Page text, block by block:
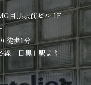
目黒駅前ビル 1F
徒歩1分
「目黒」駅より